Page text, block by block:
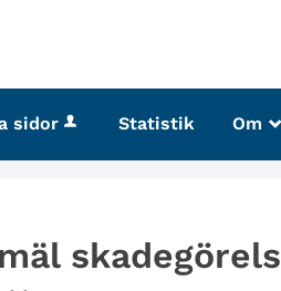
sidor Statistik Om _